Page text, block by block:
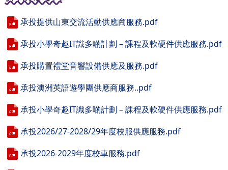
承投提供山東交流活動供應商服務.pdf
承投小學奇趣IT識多啲計劃 – 課程及軟硬件供應服務.pdf
承投購置禮堂音響設備供應及服務.pdf
承投澳洲英語遊學團供應商服務..pdf
承投小學奇趣IT識多啲計劃 – 課程及軟硬件供應服務.pdf
承投2026/27-2028/29年度校服供應服務.pdf
承投2026-2029年度校車服務.pdf